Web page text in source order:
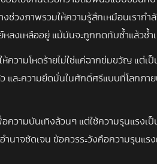
ช่วงภาพรวมให้ความรู้สึกเหมือนเรา
ลงเหลืออยู่ แม้มันจะถูกกดทับซ้ำแล้วซ้ำเ
ความโหดร้ายไม่ใช่แค่ฉากข่มขวัญ แต่
และความยึดมั่นในศักดิ์ศรีแบบที่โลกภ
อความบันเทิงล้วนๆ แต่ใช้ความรุนแร
นาจชัดเจน ข้อควรระวังคือความรุนแ